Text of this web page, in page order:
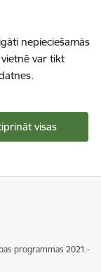
nepieciešamās
var tikt
visas
programmas 2021.-